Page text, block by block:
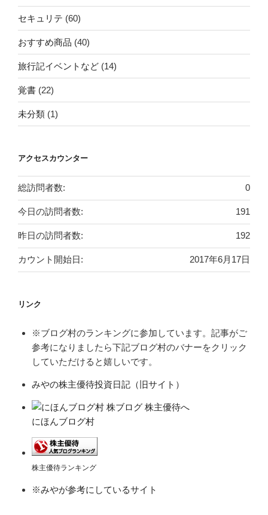
セキュリテ (60)
おすすめ商品 (40)
旅行記イベントなど (14)
覚書 (22)
未分類 (1)
アクセスカウンター
0
総訪問者数:
191
今日の訪問者数:
192
昨日の訪問者数:
2017年6月17日
カウント開始日:
リンク
※ブログ村のランキングに参加しています。記事がご
参考になりましたら下記ブログ村のバナーをクリック
していただけると嬉しいです。
みやの株主優待投資日記（旧サイト）
にほんブログ村
株主優待ランキング
※みやが参考にしているサイト